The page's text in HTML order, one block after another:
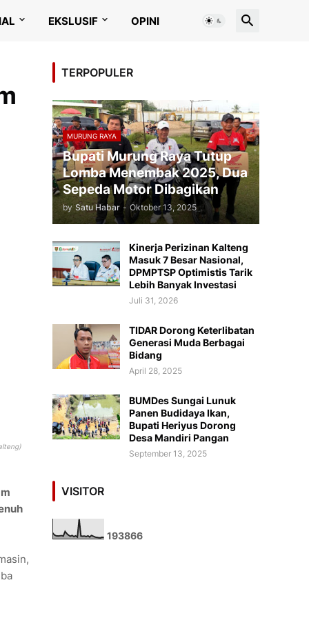
EKSLUSIF OPINI
TERPOPULER
MURUNG RAYA
Bupati Murung Raya Tutup
Lomba Menembak 2025, Dua
Sepeda Motor Dibagikan
by Satu Habar - Oktober 13, 2025
Kinerja Perizinan Kalteng
Masuk 7 Besar Nasional,
DPMPTSP Optimistis Tarik
Lebih Banyak Investasi
Juli 31, 2026
TIDAR Dorong Keterlibatan
Generasi Muda Berbagai
Bidang
April 28, 2025
BUMDes Sungai Lunuk
Panen Budidaya Ikan,
Bupati Heriyus Dorong
Desa Mandiri Pangan
September 13, 2025
VISITOR
193866